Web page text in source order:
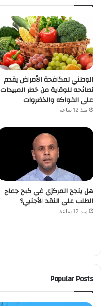
الوطني لمكافحة الأمراض يقدم
نصائحه للوقاية من خطر المبيدات
على الفواكه والخضروات
منذ 12 ساعة
هل ينجح المركزي في كبح جماح
الطلب على النقد الأجنبي؟
منذ 12 ساعة
Popular Posts